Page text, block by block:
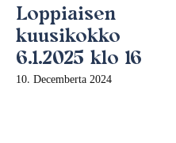
Loppiaisen
kuusikokko
6.1.2025 klo 16
10. Decemberta 2024